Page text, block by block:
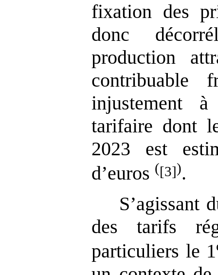
fixation des
donc
production
contribuable
injustement
tarifaire dont
2023 est
d’euros ([3]).
S’agissant
des tarifs
particuliers le 1